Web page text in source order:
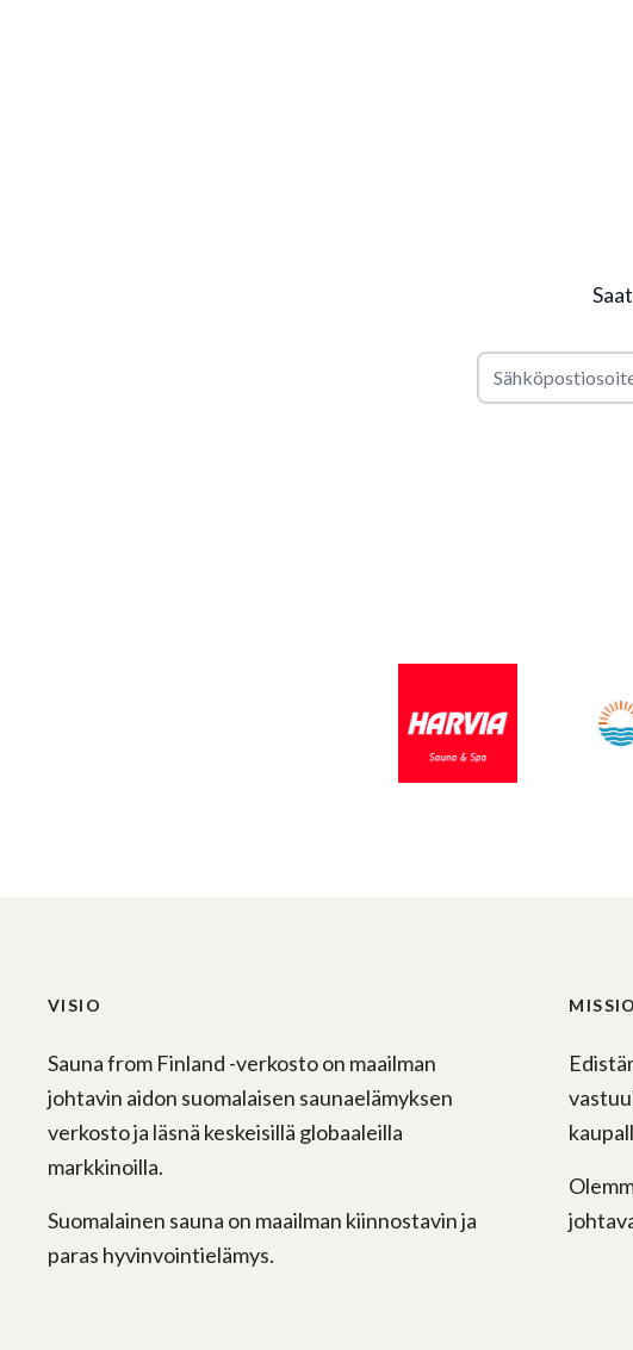
VISIO
Sauna from Finland -verkosto on maailman
johtavin aidon suomalaisen saunaelämyksen
verkosto ja läsnä keskeisillä globaaleilla
markkinoilla.
Suomalainen sauna on maailman kiinnostavin ja
paras hyvinvointielämys.
MISSIO